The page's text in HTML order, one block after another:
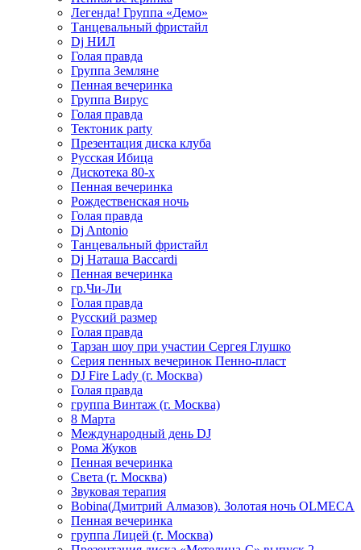
Легенда! Группа «Демо»
Танцевальный фристайл
Dj НИЛ
Голая правда
Группа Земляне
Пенная вечеринка
Группа Вирус
Голая правда
Тектоник party
Презентация диска клуба
Русская Ибица
Дискотека 80-х
Пенная вечеринка
Рождественская ночь
Голая правда
Dj Antonio
Танцевальный фристайл
Dj Наташа Baccardi
Пенная вечеринка
гр.Чи-Ли
Голая правда
Русский размер
Голая правда
Тарзан шоу при участии Сергея Глушко
Серия пенных вечеринок Пенно-пласт
DJ Fire Lady (г. Москва)
Голая правда
группа Винтаж (г. Москва)
8 Марта
Международный день DJ
Рома Жуков
Пенная вечеринка
Света (г. Москва)
Звуковая терапия
Bobina(Дмитрий Алмазов). Золотая ночь OLMECA
Пенная вечеринка
группа Лицей (г. Москва)